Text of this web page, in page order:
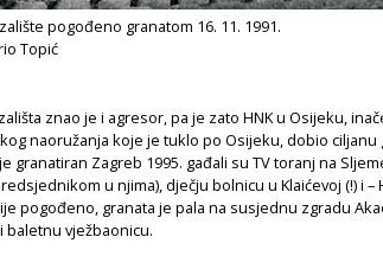
pogođeno granatom 16. 11. 1991.
Topić
znao je i agresor, pa je zato HNK u Osijeku,
naoružanja koje je tuklo po Osijeku, dobio ciljanu
granatiran Zagreb 1995. gađali su TV toranj na
u njima), dječju bolnicu u Klaićevoj (!) i
pogođeno, granata je pala na susjednu zgradu
baletnu vježbaonicu.